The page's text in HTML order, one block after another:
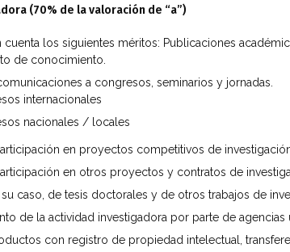
(70% de la valoración de “a”)
cuenta los siguientes méritos: Publicaciones
de conocimiento.
a congresos, seminarios y jornadas.
internacionales
nacionales / locales
en proyectos competitivos de
en otros proyectos y contratos de
caso, de tesis doctorales y de otros trabajos de
de la actividad investigadora por parte de
con registro de propiedad intelectual,